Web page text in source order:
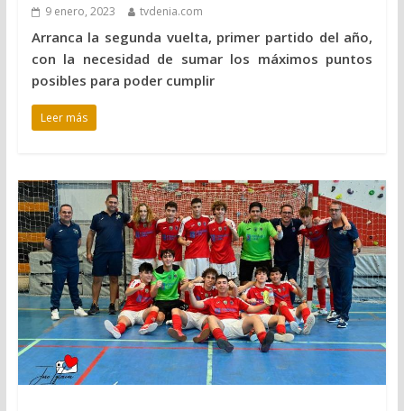
9 enero, 2023 tvdenia.com
Arranca la segunda vuelta, primer partido del año,
con la necesidad de sumar los máximos puntos
posibles para poder cumplir
Leer más